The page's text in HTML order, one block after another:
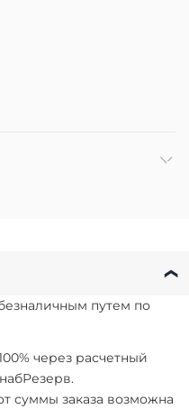
путем по
через расчетный
суммы заказа возможна